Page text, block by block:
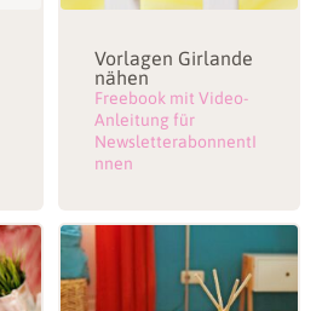
Vorlagen Girlande
nähen
Freebook mit Video-
Anleitung für
NewsletterabonnentI
nnen